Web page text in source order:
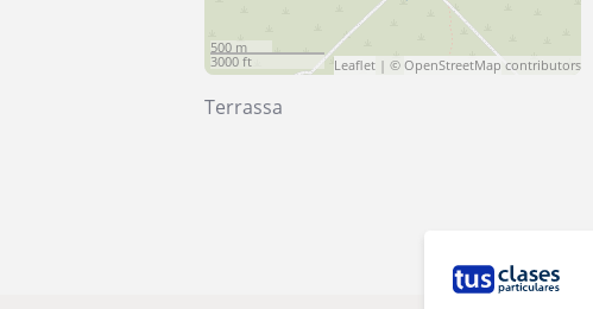
500 m
3000 ft
Leaflet | ©OpenStreetMap contributors
Terrassa